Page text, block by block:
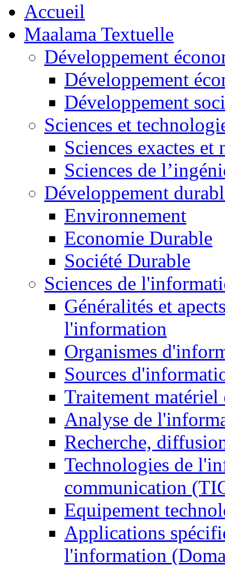
Accueil
Maalama Textuelle
Développement
Développement
Développement
Sciences et
Sciences exactes et
Sciences de
Développement
Environnement
Economie Durable
Société Durable
Sciences de
Généralités et
l'information
Organismes
Sources
Traitement matériel
Analyse de
Recherche,
Technologies de
communication
Equipement
Applications
l'information